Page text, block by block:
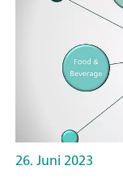
26. Juni 2023